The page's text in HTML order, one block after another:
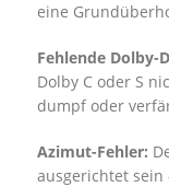
eine
Fehlende Dolby-
Dolby C oder S
dumpf oder
Azimut-Fehler:
ausgerichtet